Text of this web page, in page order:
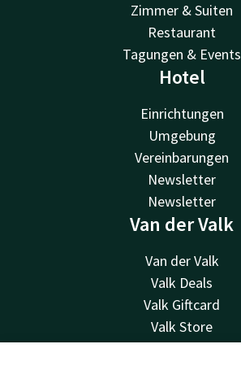
Zimmer & Suiten
Restaurant
Tagungen & Events
Hotel
Einrichtungen
Umgebung
Vereinbarungen
Newsletter
Newsletter
Van der Valk
Van der Valk
Valk Deals
Valk Giftcard
Valk Store
Valk Business